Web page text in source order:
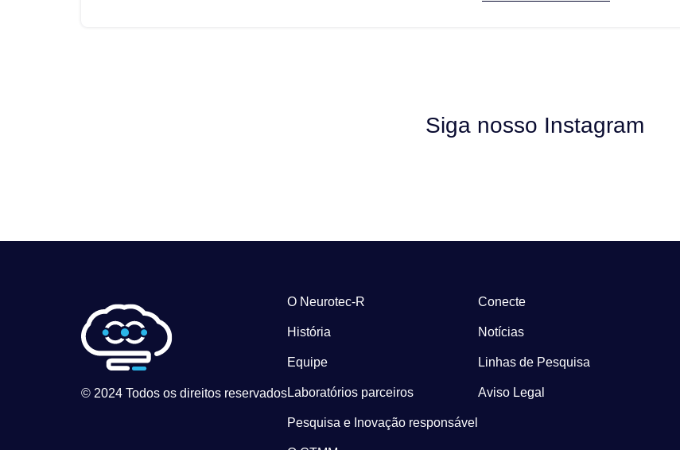
Siga nosso Instagram
© 2024 Todos os direitos reservados
O Neurotec-R
História
Equipe
Laboratórios parceiros
Pesquisa e Inovação responsável
Conecte
Notícias
Linhas de Pesquisa
Aviso Legal